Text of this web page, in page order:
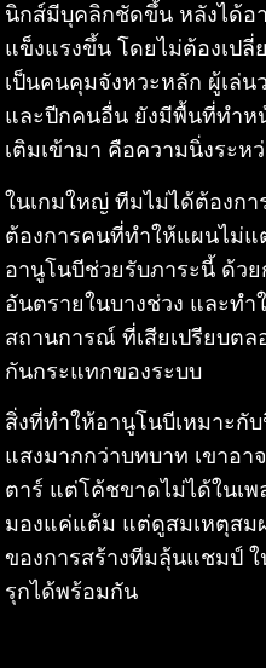
นิกส์มีบุคลิกชัดขึ้น หลังได้อ
แข็งแรงขึ้น โดยไม่ต้องเป
เป็นคนคุมจังหวะหลัก ผู้เล่น
และปีกคนอื่น ยังมีพื้นที่ทำห
เติมเข้ามา คือความนิ่งระห
ในเกมใหญ่ ทีมไม่ได้ต้องก
ต้องการคนที่ทำให้แผนไม่แ
อานูโนบีช่วยรับภาระนี้ ด้ว
อันตรายในบางช่วง และทำ
สถานการณ์ ที่เสียเปรียบตล
กันกระแทกของระบบ
สิ่งที่ทำให้อานูโนบีเหมาะกั
แสงมากกว่าบทบาท เขาอ
ตาร์ แต่โค้ชขาดไม่ได้ในเ
มองแค่แต้ม แต่ดูสมเหตุสม
ของการสร้างทีมลุ้นแชมป์
รุกได้พร้อมกัน